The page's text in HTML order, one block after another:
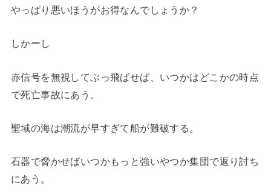
やっぱり悪いほうがお得なんでしょうか？
しかーし
赤信号を無視してぶっ飛ばせば、いつかはどこかの時点
で死亡事故にあう。
聖域の海は潮流が早すぎて船が難破する。
石器で脅かせばいつかもっと強いやつか集団で返り討ち
にあう。